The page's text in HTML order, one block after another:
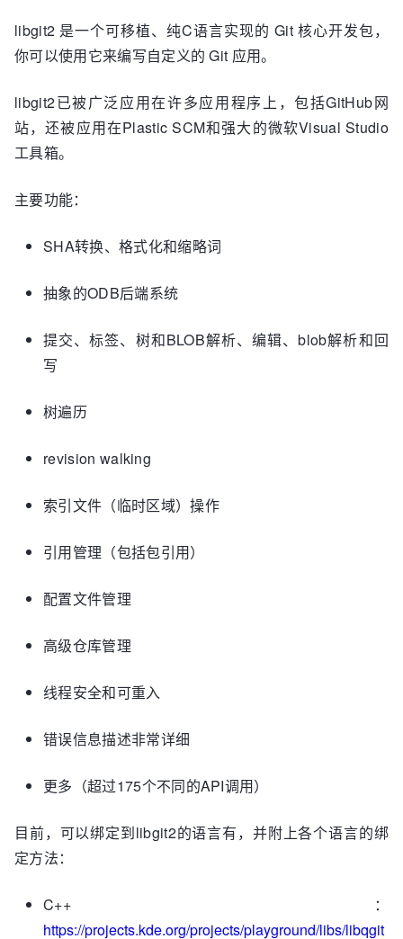
libgit2 是一个可移植、纯C语言实现的 Git 核心开发包，
你可以使用它来编写自定义的 Git 应用。
libgit2已被广泛应用在许多应用程序上，包括GitHub网
站，还被应用在Plastic SCM和强大的微软Visual Studio
工具箱。
主要功能：
SHA转换、格式化和缩略词
抽象的ODB后端系统
提交、标签、树和BLOB解析、编辑、blob解析和回
写
树遍历
revision walking
索引文件（临时区域）操作
引用管理（包括包引用）
配置文件管理
高级仓库管理
线程安全和可重入
错误信息描述非常详细
更多（超过175个不同的API调用）
目前，可以绑定到libgit2的语言有，并附上各个语言的绑
定方法：
C++：
https://projects.kde.org/projects/playground/libs/libqgit